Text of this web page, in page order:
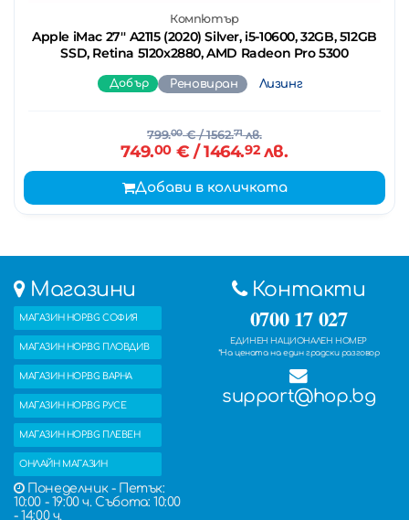
Компютър
Apple iMac 27'' A2115 (2020) Silver, i5-10600, 32GB, 512GB
SSD, Retina 5120x2880, AMD Radeon Pro 5300
Добър Реновиран Лизинг
799.00€/ 1562.71лв.
749.00€ / 1464.92лв.
Добави в количката
Магазини
МАГАЗИН HOP.BG СОФИЯ
МАГАЗИН HOP.BG ПЛОВДИВ
МАГАЗИН HOP.BG ВАРНА
МАГАЗИН HOP.BG РУСЕ
МАГАЗИН HOP.BG ПЛЕВЕН
ОНЛАЙН МАГАЗИН
Понеделник - Петък:
10:00 - 19:00 ч. Събота: 10:00
- 14:00 ч.
Контакти
0700 17 027
ЕДИНЕН НАЦИОНАЛЕН НОМЕР
*На цената на един градски разговор
support@hop.bg